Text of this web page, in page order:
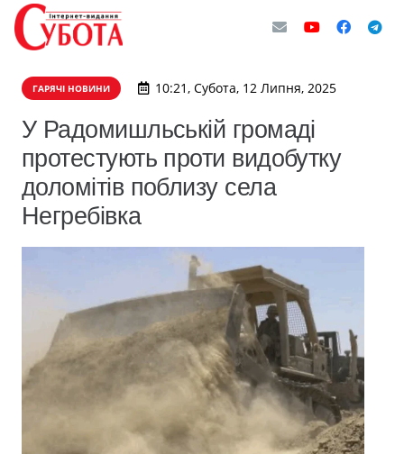
ГАРЯЧІ НОВИНИ 10:21, Субота, 12 Липня, 2025
У Радомишльській громаді
протестують проти видобутку
доломітів поблизу села
Негребівка